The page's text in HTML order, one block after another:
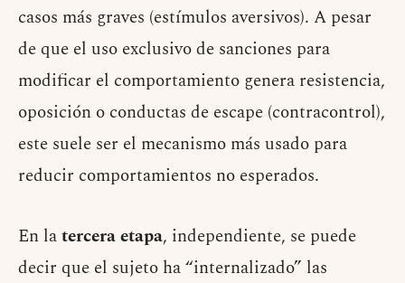
casos más graves (estímulos aversivos). A pesar
de que el uso exclusivo de sanciones para
modificar el comportamiento genera resistencia,
oposición o conductas de escape (contracontrol),
este suele ser el mecanismo más usado para
reducir comportamientos no esperados.
En latercera etapa, independiente, se puede
decir que el sujeto ha “internalizado” las